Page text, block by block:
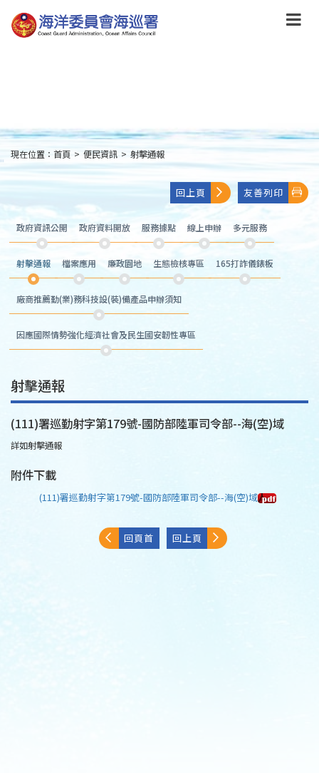
到
主
:::
現在位置： 首頁 > 便民資訊 > 射擊通報
回上頁 友善列印
政府資訊公開 政府資料開放 服務據點 線上申辦 多元服務
射擊通報 檔案應用 廉政園地 生態檢核專區 165打詐儀錶板
廠商推薦勤(業)務科技設(裝)備產品申辦須知
因應國際情勢強化經濟社會及民生國安韌性專區
射擊通報
(111)署巡勤射字第179號-國防部陸軍司令部--海(空)域
詳如射擊通報
附件下載
(111)署巡勤射字第179號-國防部陸軍司令部--海(空)域
回頁首 回上頁